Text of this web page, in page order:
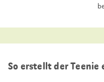
So erstellt der Teenie